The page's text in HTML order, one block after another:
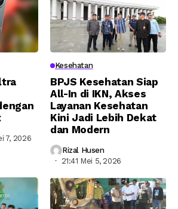
7, 2026
Kesehatan
BPJS Kesehatan Siap
All-In di IKN, Akses
Layanan Kesehatan
Kini Jadi Lebih Dekat
dan Modern
Rizal Husen
21:41 Mei 5, 2026